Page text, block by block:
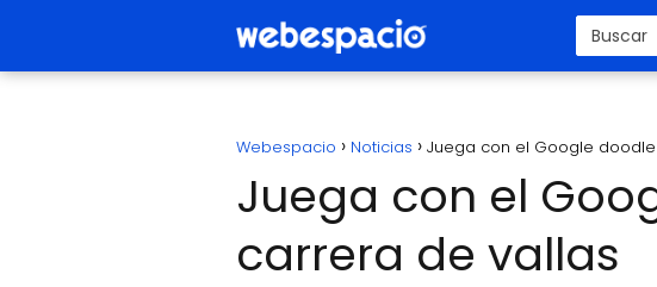
Webespacio Noticias Juega con el Google
Juega con el
carrera de vallas